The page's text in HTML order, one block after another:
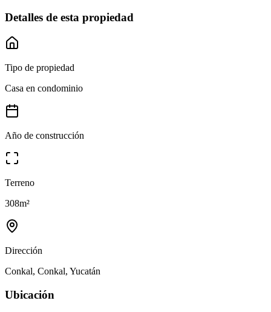
Detalles de esta propiedad
Tipo de propiedad
Casa en condominio
Año de construcción
Terreno
308m²
Dirección
Conkal, Conkal, Yucatán
Ubicación